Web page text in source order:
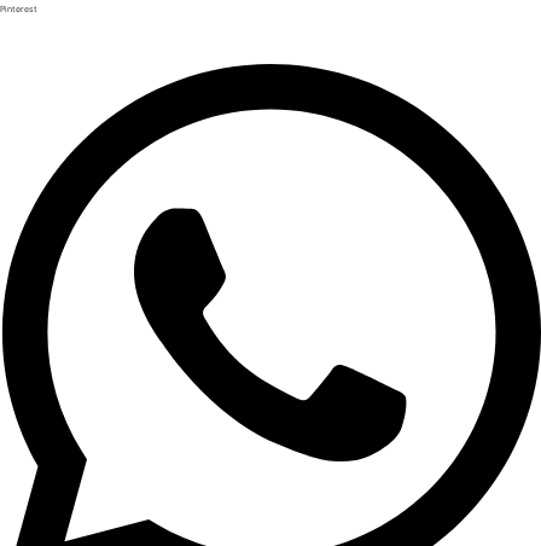
Pinterest